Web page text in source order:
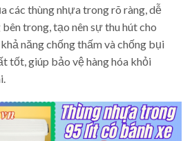
các thùng nhựa trong rõ ràng, dễ
trong, tạo nên sự thu hút cho
năng chống thấm và chống bụi
tốt, giúp bảo vệ hàng hóa khỏi